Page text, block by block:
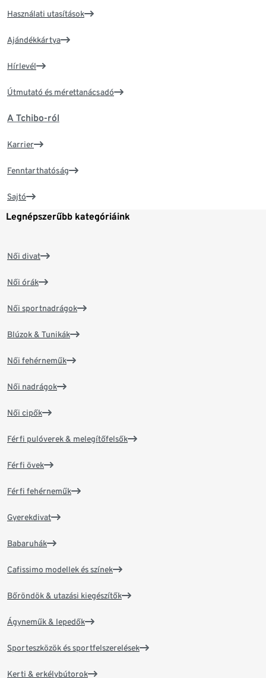
Használati utasítások
Ajándékkártya
Hírlevél
Útmutató és mérettanácsadó
A Tchibo-ról
Karrier
Fenntarthatóság
Sajtó
Legnépszerűbb kategóriáink
Női divat
Női órák
Női sportnadrágok
Blúzok & Tunikák
Női fehérneműk
Női nadrágok
Női cipők
Férfi pulóverek & melegítőfelsők
Férfi övek
Férfi fehérneműk
Gyerekdivat
Babaruhák
Cafissimo modellek és színek
Bőröndök & utazási kiegészítők
Ágyneműk & lepedők
Sporteszközök és sportfelszerelések
Kerti & erkélybútorok